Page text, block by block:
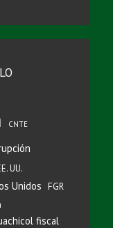
CNTE
UU.
Unidos FGR
fiscal